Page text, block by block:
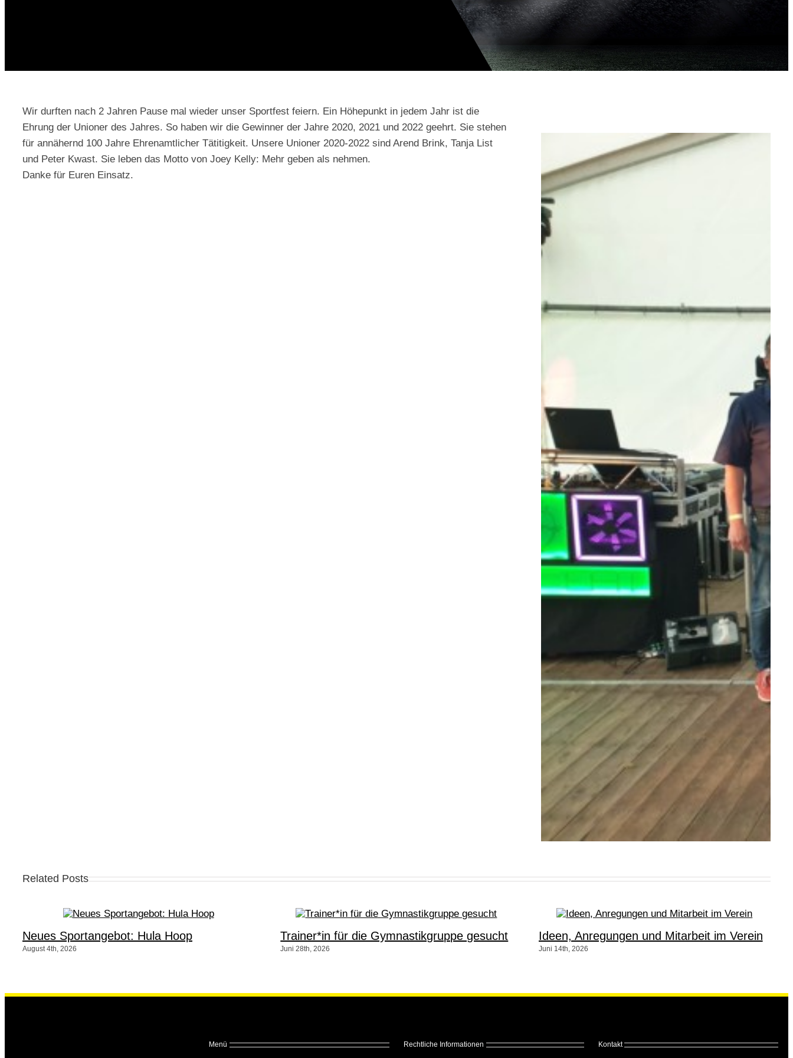
Wir durften nach 2 Jahren Pause mal wieder unser Sportfest feiern. Ein Höhepunkt in jedem Jahr ist die
Ehrung der Unioner des Jahres. So haben wir die Gewinner der Jahre 2020, 2021 und 2022 geehrt. Sie stehen
für annähernd 100 Jahre Ehrenamtlicher Tätitigkeit. Unsere Unioner 2020-2022 sind Arend Brink, Tanja List
und Peter Kwast. Sie leben das Motto von Joey Kelly: Mehr geben als nehmen.
Danke für Euren Einsatz.
Related Posts
Neues Sportangebot: Hula Hoop
August 4th, 2026
Trainer*in für die Gymnastikgruppe gesucht
Juni 28th, 2026
Ideen, Anregungen und Mitarbeit im Verein
Juni 14th, 2026
Menü Rechtliche Informationen Kontakt